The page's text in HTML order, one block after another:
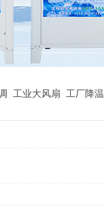
工业大风扇 工厂降温